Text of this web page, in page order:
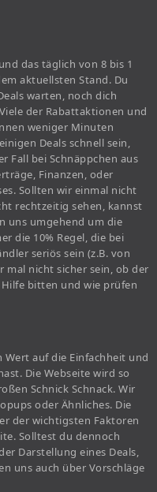
das täglich von 8 bis 1
aktuellsten Stand. Du
warten, noch dich
der Rabattaktionen und
weniger Minuten
Deals schnell sein,
Fall bei Schnäppchen aus
Finanzen, oder
Sollten wir einmal nicht
rechtzeitig sehen, kannst
uns umgehend um die
die 10% Regel, die bei
seriös sein (z.B. von
mal nicht sicher sein, ob der
bitten und wie prüfen
auf die Einfachheit und
Die Webseite wird so
Schnick Schnack. Wir
oder Ähnliches. Die
der wichtigsten Faktoren
Solltest du dennoch
Darstellung eines Deals,
uns auch über Vorschläge